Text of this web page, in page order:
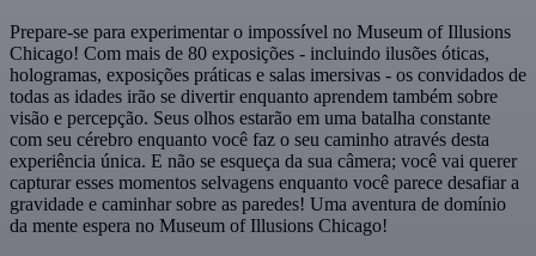
Prepare-se para experimentar o impossível no Museum of Illusions
Chicago! Com mais de 80 exposições - incluindo ilusões óticas,
hologramas, exposições práticas e salas imersivas - os convidados de
todas as idades irão se divertir enquanto aprendem também sobre
visão e percepção. Seus olhos estarão em uma batalha constante
com seu cérebro enquanto você faz o seu caminho através desta
experiência única. E não se esqueça da sua câmera; você vai querer
capturar esses momentos selvagens enquanto você parece desafiar a
gravidade e caminhar sobre as paredes! Uma aventura de domínio
da mente espera no Museum of Illusions Chicago!